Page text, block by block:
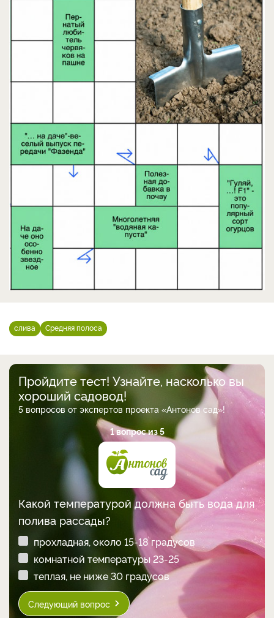
слива Средняя полоса
Пройдите тест! Узнайте, насколько вы
хороший садовод!
5 вопросов от экспертов проекта «Антонов сад»!
1 вопрос из 5
Какой температурой должна быть вода для
полива рассады?
прохладная, около 15-18 градусов
комнатной температуры 23-25
теплая, не ниже 30 градусов
Следующий вопрос